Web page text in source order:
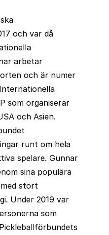
och var då
arbetar
och är numer
som organiserar
och Asien.
runt om hela
spelare. Gunnar
sina populära
stort
Under 2019 var
som